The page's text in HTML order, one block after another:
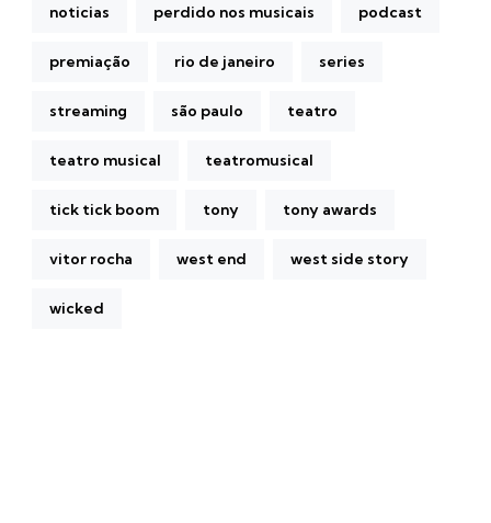
noticias perdido nos musicais podcast
premiação rio de janeiro series
streaming são paulo teatro
teatro musical teatromusical
tick tick boom tony tony awards
vitor rocha west end west side story
wicked